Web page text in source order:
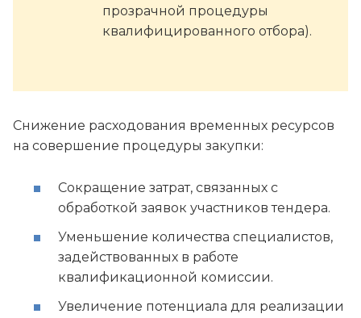
прозрачной процедуры
квалифицированного отбора).
Снижение расходования временных ресурсов
на совершение процедуры закупки:
Сокращение затрат, связанных с
обработкой заявок участников тендера.
Уменьшение количества специалистов,
задействованных в работе
квалификационной комиссии.
Увеличение потенциала для реализации